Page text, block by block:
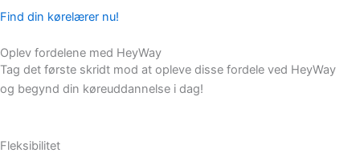
Find din kørelærer nu!
Oplev fordelene med HeyWay
Tag det første skridt mod at opleve disse fordele ved HeyWay
og begynd din køreuddannelse i dag!
Fleksibilitet